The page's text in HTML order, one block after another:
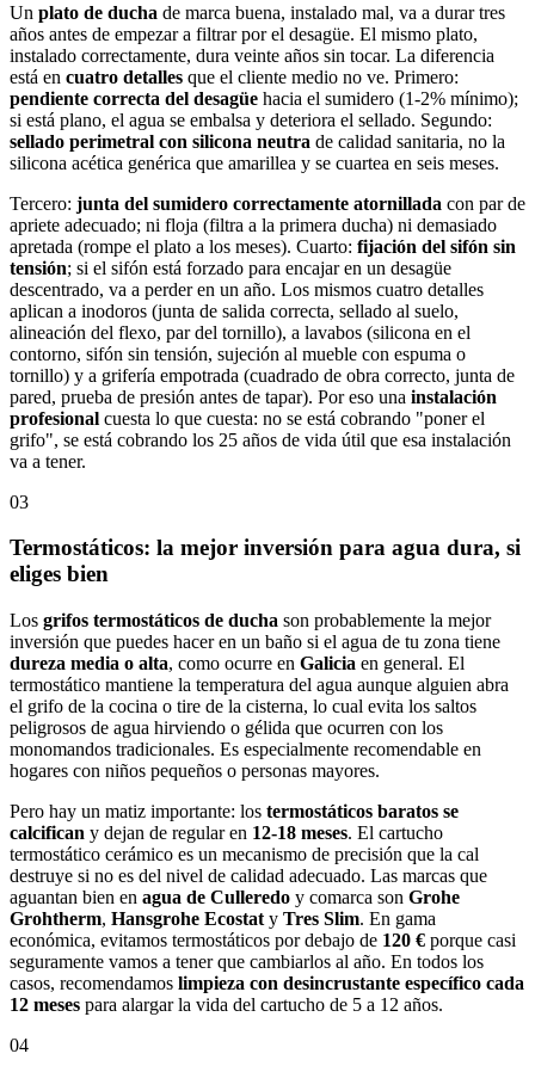
Un plato de ducha de marca buena, instalado mal, va a durar tres
años antes de empezar a filtrar por el desagüe. El mismo plato,
instalado correctamente, dura veinte años sin tocar. La diferencia
está en cuatro detalles que el cliente medio no ve. Primero:
pendiente correcta del desagüe hacia el sumidero (1-2% mínimo);
si está plano, el agua se embalsa y deteriora el sellado. Segundo:
sellado perimetral con silicona neutra de calidad sanitaria, no la
silicona acética genérica que amarillea y se cuartea en seis meses.
Tercero: junta del sumidero correctamente atornillada con par de
apriete adecuado; ni floja (filtra a la primera ducha) ni demasiado
apretada (rompe el plato a los meses). Cuarto: fijación del sifón sin
tensión; si el sifón está forzado para encajar en un desagüe
descentrado, va a perder en un año. Los mismos cuatro detalles
aplican a inodoros (junta de salida correcta, sellado al suelo,
alineación del flexo, par del tornillo), a lavabos (silicona en el
contorno, sifón sin tensión, sujeción al mueble con espuma o
tornillo) y a grifería empotrada (cuadrado de obra correcto, junta de
pared, prueba de presión antes de tapar). Por eso una instalación
profesional cuesta lo que cuesta: no se está cobrando "poner el
grifo", se está cobrando los 25 años de vida útil que esa instalación
va a tener.
03
Termostáticos: la mejor inversión para agua dura, si
eliges bien
Los grifos termostáticos de ducha son probablemente la mejor
inversión que puedes hacer en un baño si el agua de tu zona tiene
dureza media o alta, como ocurre en Galicia en general. El
termostático mantiene la temperatura del agua aunque alguien abra
el grifo de la cocina o tire de la cisterna, lo cual evita los saltos
peligrosos de agua hirviendo o gélida que ocurren con los
monomandos tradicionales. Es especialmente recomendable en
hogares con niños pequeños o personas mayores.
Pero hay un matiz importante: los termostáticos baratos se
calcifican y dejan de regular en 12-18 meses. El cartucho
termostático cerámico es un mecanismo de precisión que la cal
destruye si no es del nivel de calidad adecuado. Las marcas que
aguantan bien en agua de Culleredo y comarca son Grohe
Grohtherm, Hansgrohe Ecostat y Tres Slim. En gama
económica, evitamos termostáticos por debajo de 120 € porque casi
seguramente vamos a tener que cambiarlos al año. En todos los
casos, recomendamos limpieza con desincrustante específico cada
12 meses para alargar la vida del cartucho de 5 a 12 años.
04